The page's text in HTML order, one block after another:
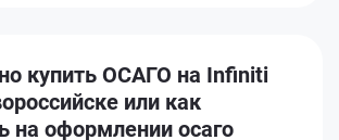
купить ОСАГО на Infiniti
или как
на оформлении осаго